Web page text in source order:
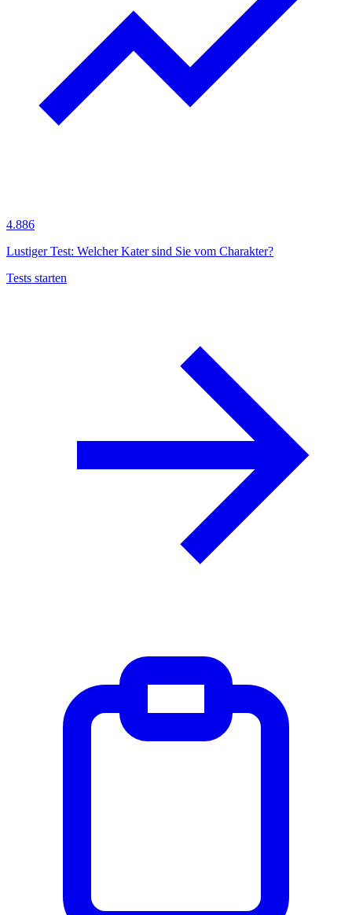
4.886
Lustiger Test: Welcher Kater sind Sie vom Charakter?
Tests starten